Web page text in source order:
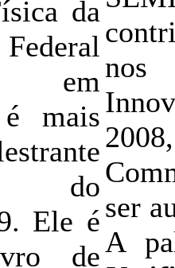
da
em
mais
do
Ele é
de
nos
ser
A